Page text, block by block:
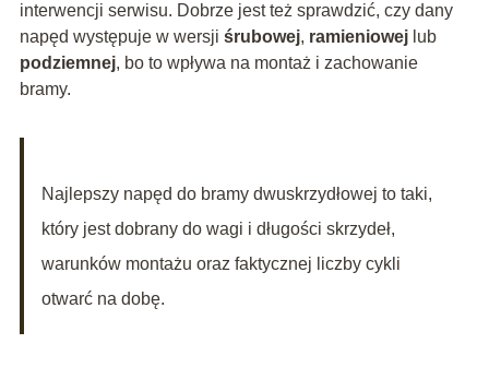
interwencji serwisu. Dobrze jest też sprawdzić, czy dany
napęd występuje w wersji śrubowej, ramieniowejlub
podziemnej, bo to wpływa na montaż i zachowanie
bramy.
Najlepszy napęd do bramy dwuskrzydłowej to taki,
który jest dobrany do wagi i długości skrzydeł,
warunków montażu oraz faktycznej liczby cykli
otwarć na dobę.